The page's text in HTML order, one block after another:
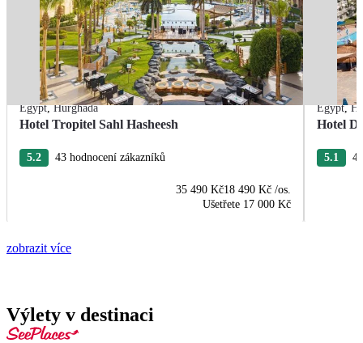
Egypt,Hurghada
Hotel Tropitel Sahl Hasheesh
5.2 43 hodnocení zákazníků
35 490 Kč18 490 Kč /os.
Ušetřete 17 000 Kč
Egypt,
Hotel
5.1
zobrazit více
Výlety v destinaci